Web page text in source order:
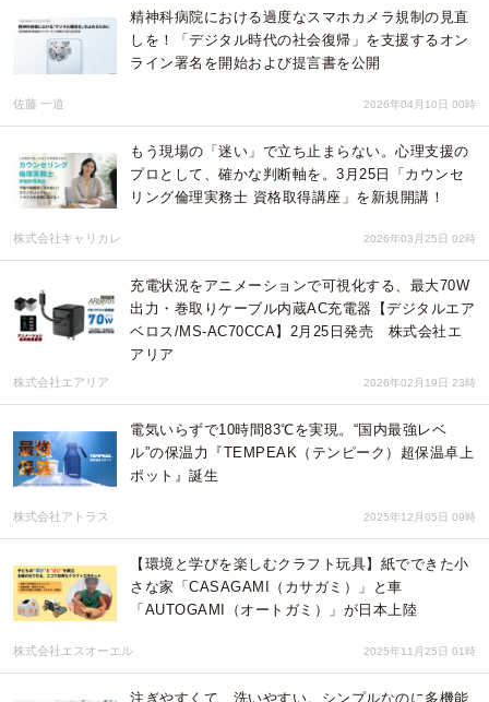
精神科病院における過度なスマホカメラ規制の見直
しを！「デジタル時代の社会復帰」を支援するオン
ライン署名を開始および提言書を公開
佐藤 一道 2026年04月10日 00時
もう現場の「迷い」で立ち止まらない。心理支援の
プロとして、確かな判断軸を。3月25日「カウンセ
リング倫理実務士 資格取得講座」を新規開講！
株式会社キャリカレ 2026年03月25日 02時
充電状況をアニメーションで可視化する、最大70W
出力・巻取りケーブル内蔵AC充電器【デジタルエア
ベロス/MS-AC70CCA】2月25日発売 株式会社エ
アリア
株式会社エアリア 2026年02月19日 23時
電気いらずで10時間83℃を実現。“国内最強レベ
ル”の保温力『TEMPEAK（テンピーク）超保温卓上
ポット』誕生
株式会社アトラス 2025年12月05日 09時
【環境と学びを楽しむクラフト玩具】紙でできた小
さな家「CASAGAMI（カサガミ）」と車
「AUTOGAMI（オートガミ）」が日本上陸
株式会社エスオーエル 2025年11月25日 01時
注ぎやすくて、洗いやすい。シンプルなのに多機能